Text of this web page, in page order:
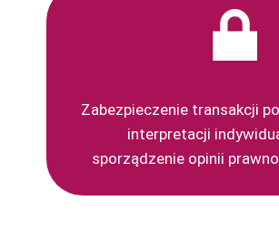
Zabezpieczenie transakcji
interpretacji
sporządzenie opinii